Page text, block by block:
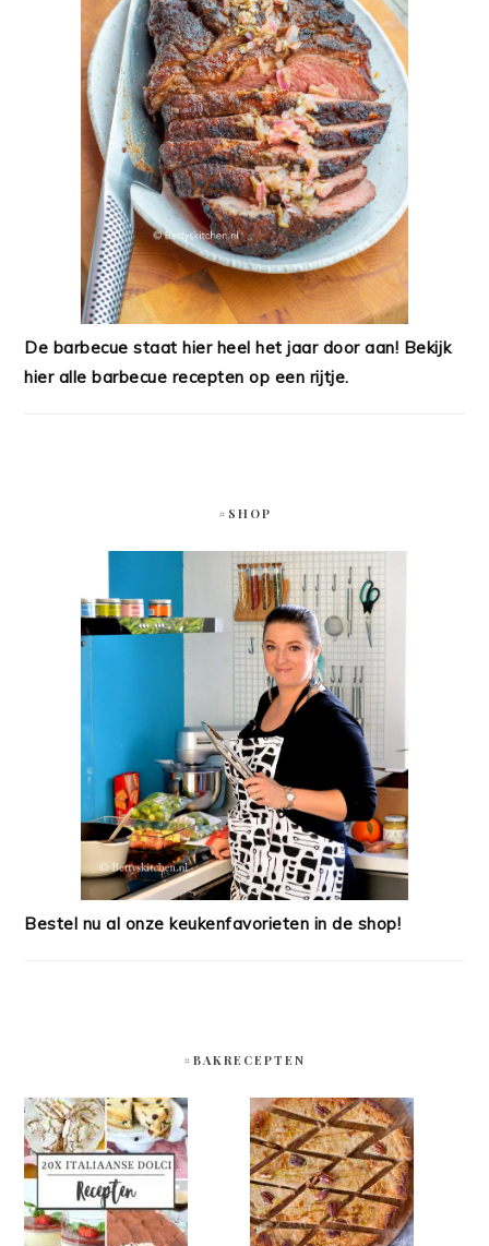
De barbecue staat hier heel het jaar door aan! Bekijk
hier alle barbecue recepten op een rijtje.
#SHOP
Bestel nu al onze keukenfavorieten in de shop!
#BAKRECEPTEN